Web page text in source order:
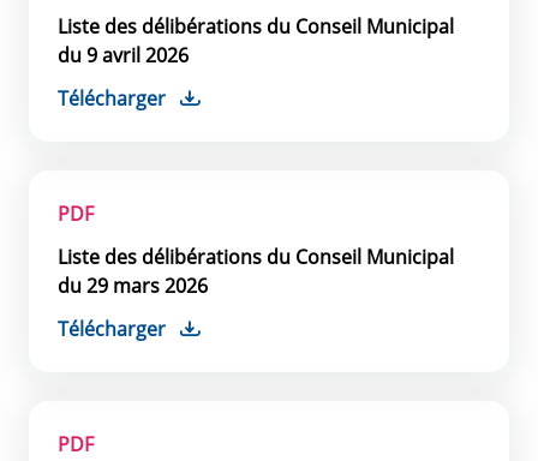
Liste des délibérations du Conseil Municipal
du 9 avril 2026
Télécharger
PDF
Liste des délibérations du Conseil Municipal
du 29 mars 2026
Télécharger
PDF